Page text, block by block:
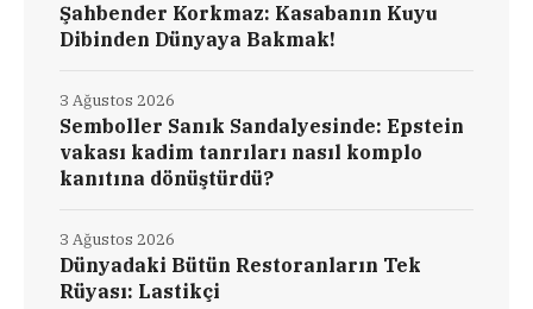
Şahbender Korkmaz: Kasabanın Kuyu
Dibinden Dünyaya Bakmak!
Semboller Sanık Sandalyesinde: Epstein
vakası kadim tanrıları nasıl komplo
kanıtına dönüştürdü?
3 Ağustos 2026
Dünyadaki Bütün Restoranların Tek
Rüyası: Lastikçi
3 Ağustos 2026